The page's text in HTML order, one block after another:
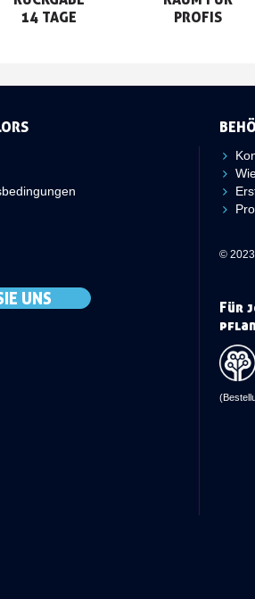
14 TAGE
PROFIS
UNS
©
Für